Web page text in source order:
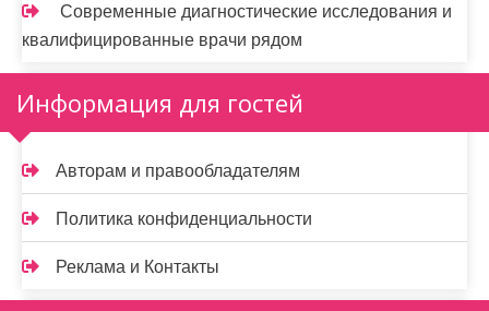
Современные диагностические исследования и
квалифицированные врачи рядом
Информация для гостей
Авторам и правообладателям
Политика конфиденциальности
Реклама и Контакты